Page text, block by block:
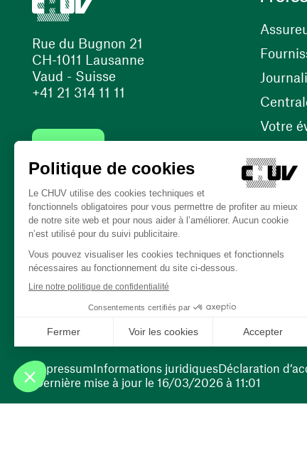
Rue du Bugnon 21
CH-1011 Lausanne
Vaud - Suisse
+41 21 314 11 11
(ouvre une nouvelle fenêtre)
(ouvre une nouvelle fenêtre)
Votre
Nos
Dernière mise à jour le 16/03/2026 à 11:01
ImpressumInformations juridiquesDéclaration